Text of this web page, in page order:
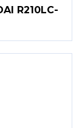
R210LC-